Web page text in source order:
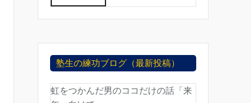
塾生の練功ブログ（最新投稿）
虹をつかんだ男のココだけの話「来